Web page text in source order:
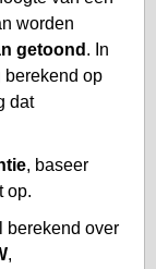
worden
getoond . In
berekend op
dat
, baseer
op.
berekend over
,